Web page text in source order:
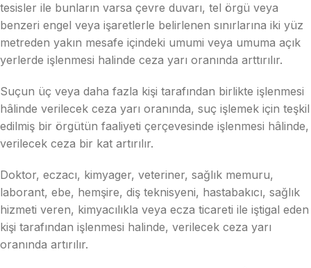
tesisler ile bunların varsa çevre duvarı, tel örgü veya
benzeri engel veya işaretlerle belirlenen sınırlarına iki yüz
metreden yakın mesafe içindeki umumi veya umuma açık
yerlerde işlenmesi halinde ceza yarı oranında arttırılır.
Suçun üç veya daha fazla kişi tarafından birlikte işlenmesi
hâlinde verilecek ceza yarı oranında, suç işlemek için teşkil
edilmiş bir örgütün faaliyeti çerçevesinde işlenmesi hâlinde,
verilecek ceza bir kat artırılır.
Doktor, eczacı, kimyager, veteriner, sağlık memuru,
laborant, ebe, hemşire, diş teknisyeni, hastabakıcı, sağlık
hizmeti veren, kimyacılıkla veya ecza ticareti ile iştigal eden
kişi tarafından işlenmesi halinde, verilecek ceza yarı
oranında artırılır.